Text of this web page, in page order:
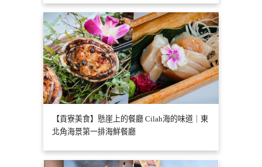
【貢寮美食】懸崖上的餐廳 Cilah海的味道｜東
北角海景第一排海鮮餐廳